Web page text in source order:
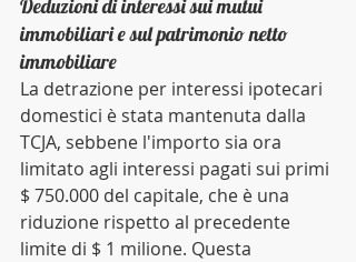
Deduzioni di interessi sui mutui
immobiliari e sul patrimonio netto
immobiliare
La detrazione per interessi ipotecari
domestici è stata mantenuta dalla
TCJA, sebbene l'importo sia ora
limitato agli interessi pagati sui primi
$ 750.000 del capitale, che è una
riduzione rispetto al precedente
limite di $ 1 milione. Questa